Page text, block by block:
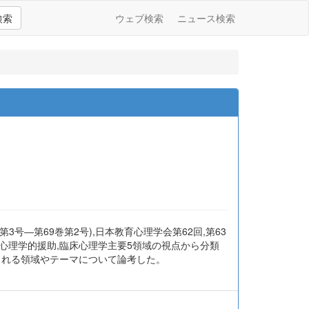
索 ウェブ検索 ニュース検索
3号―第69巻第2号),日本教育心理学会第62回,第63
理学的援助,臨床心理学主要5領域の視点から分類
る領域やテーマについて論考した。